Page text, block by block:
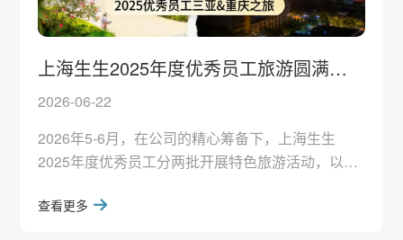
上海生生2025年度优秀员工旅游圆满收
官
2026-06-22
2026年5-6月，在公司的精心筹备下，上海生生
2025年度优秀员工分两批开展特色旅游活动，以此
赴三亚，漫步椰梦长廊、打卡天涯海角，探访亚龙
查看更多